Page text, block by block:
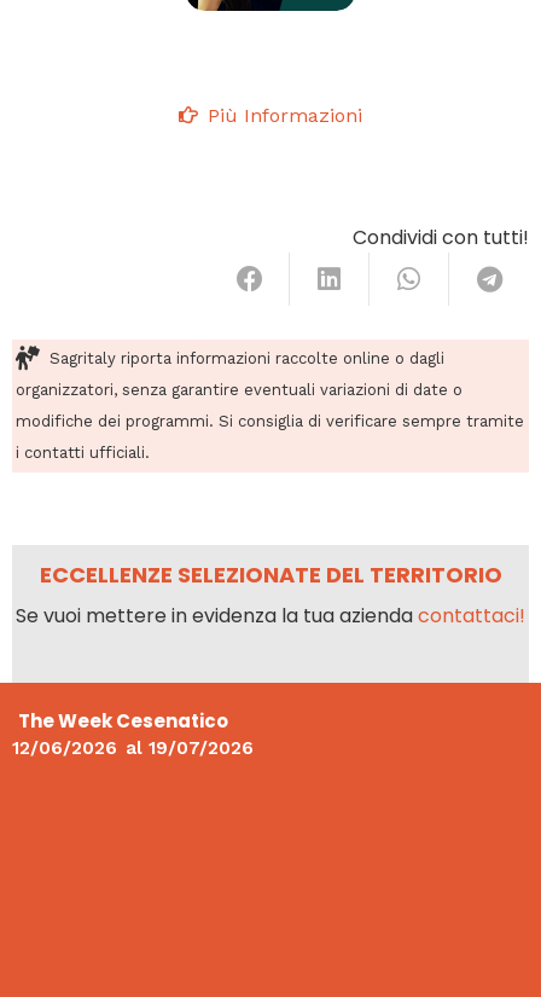
Più Informazioni
Condividi con tutti!
Sagritaly riporta informazioni raccolte online o dagli
organizzatori, senza garantire eventuali variazioni di date o
modifiche dei programmi. Si consiglia di verificare sempre tramite
i contatti ufficiali.
ECCELLENZE SELEZIONATE DEL TERRITORIO
Se vuoi mettere in evidenza la tua aziendacontattaci!
The Week Cesenatico
12/06/2026 al 19/07/2026